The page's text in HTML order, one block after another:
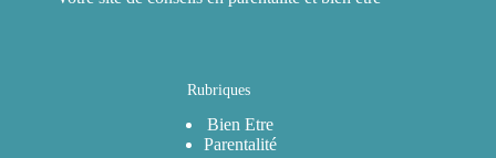
Rubriques
Bien Etre
Parentalité